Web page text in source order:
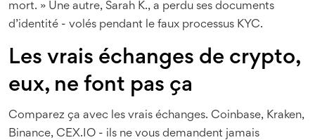
mort. » Une autre, Sarah K., a perdu ses documents
d’identité - volés pendant le faux processus KYC.
Les vrais échanges de crypto,
eux, ne font pas ça
Comparez ça avec les vrais échanges. Coinbase, Kraken,
Binance, CEX.IO - ils ne vous demandent jamais